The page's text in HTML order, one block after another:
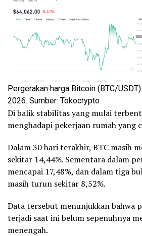
Pergerakan harga Bitcoin (BTC/
2026. Sumber: Tokocrypto.
Di balik stabilitas yang mulai
menghadapi pekerjaan rumah yang
Dalam 30 hari terakhir, BTC masih
sekitar 14,44%. Sementara dalam
mencapai 17,48%, dan dalam tiga
masih turun sekitar 8,52%.
Data tersebut menunjukkan bahwa
terjadi saat ini belum sepenuhnya
menengah.